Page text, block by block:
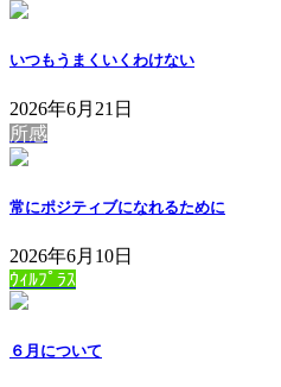
いつもうまくいくわけない
2026年6月21日
所感
常にポジティブになれるために
2026年6月10日
ｳｨﾙﾌﾟﾗｽ
６月について